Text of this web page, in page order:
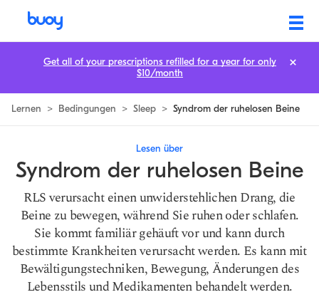
Lernen > Bedingungen > Sleep > Syndrom der ruhelosen Beine
Lesen über
Syndrom der ruhelosen Beine
RLS verursacht einen unwiderstehlichen Drang, die
Beine zu bewegen, während Sie ruhen oder schlafen.
Sie kommt familiär gehäuft vor und kann durch
bestimmte Krankheiten verursacht werden. Es kann mit
Bewältigungstechniken, Bewegung, Änderungen des
Lebensstils und Medikamenten behandelt werden.
Get all of your prescriptions refilled for a year for only
$10/month